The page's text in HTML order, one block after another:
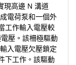
現高邊 N 溝道
電荷泵和一個外
工作輸入電壓較
壓。該柵極驅動
入電壓欠壓鎖定
下工作。該驅動